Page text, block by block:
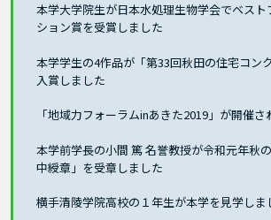
本学大学院生が日本水処理生物学会でベスト
ション賞を受賞しました
本学学生の4作品が「第33回秋田の住宅コン
入賞しました
「地域力フォーラムinあきた2019」が開催さ
本学前学長の小間 篤 名誉教授が令和元年秋
中綬章」を受章しました
横手清陵学院高校の１年生が本学を見学しま